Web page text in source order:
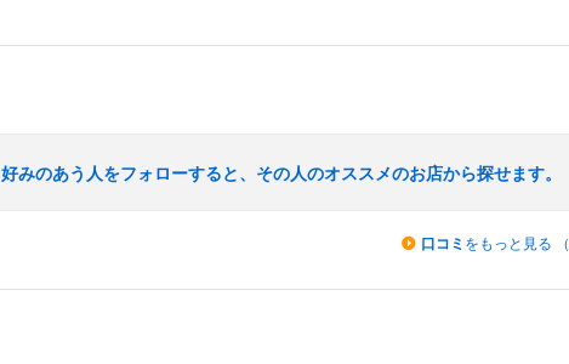
好みのあう人をフォローすると、その人のオススメのお店から探せます。
口コミ をもっと見る （